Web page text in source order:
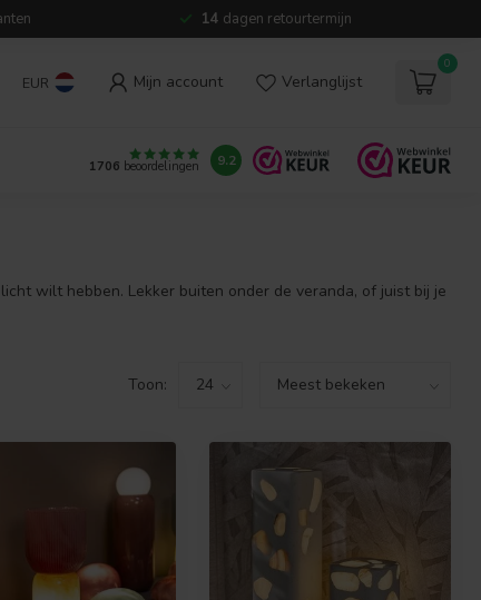
14 dagen retourtermijn
EUR Mijn account Verlanglijst
0
1706 beoordelingen 9.2
wilt hebben. Lekker buiten onder de veranda, of juist bij je
Toon: